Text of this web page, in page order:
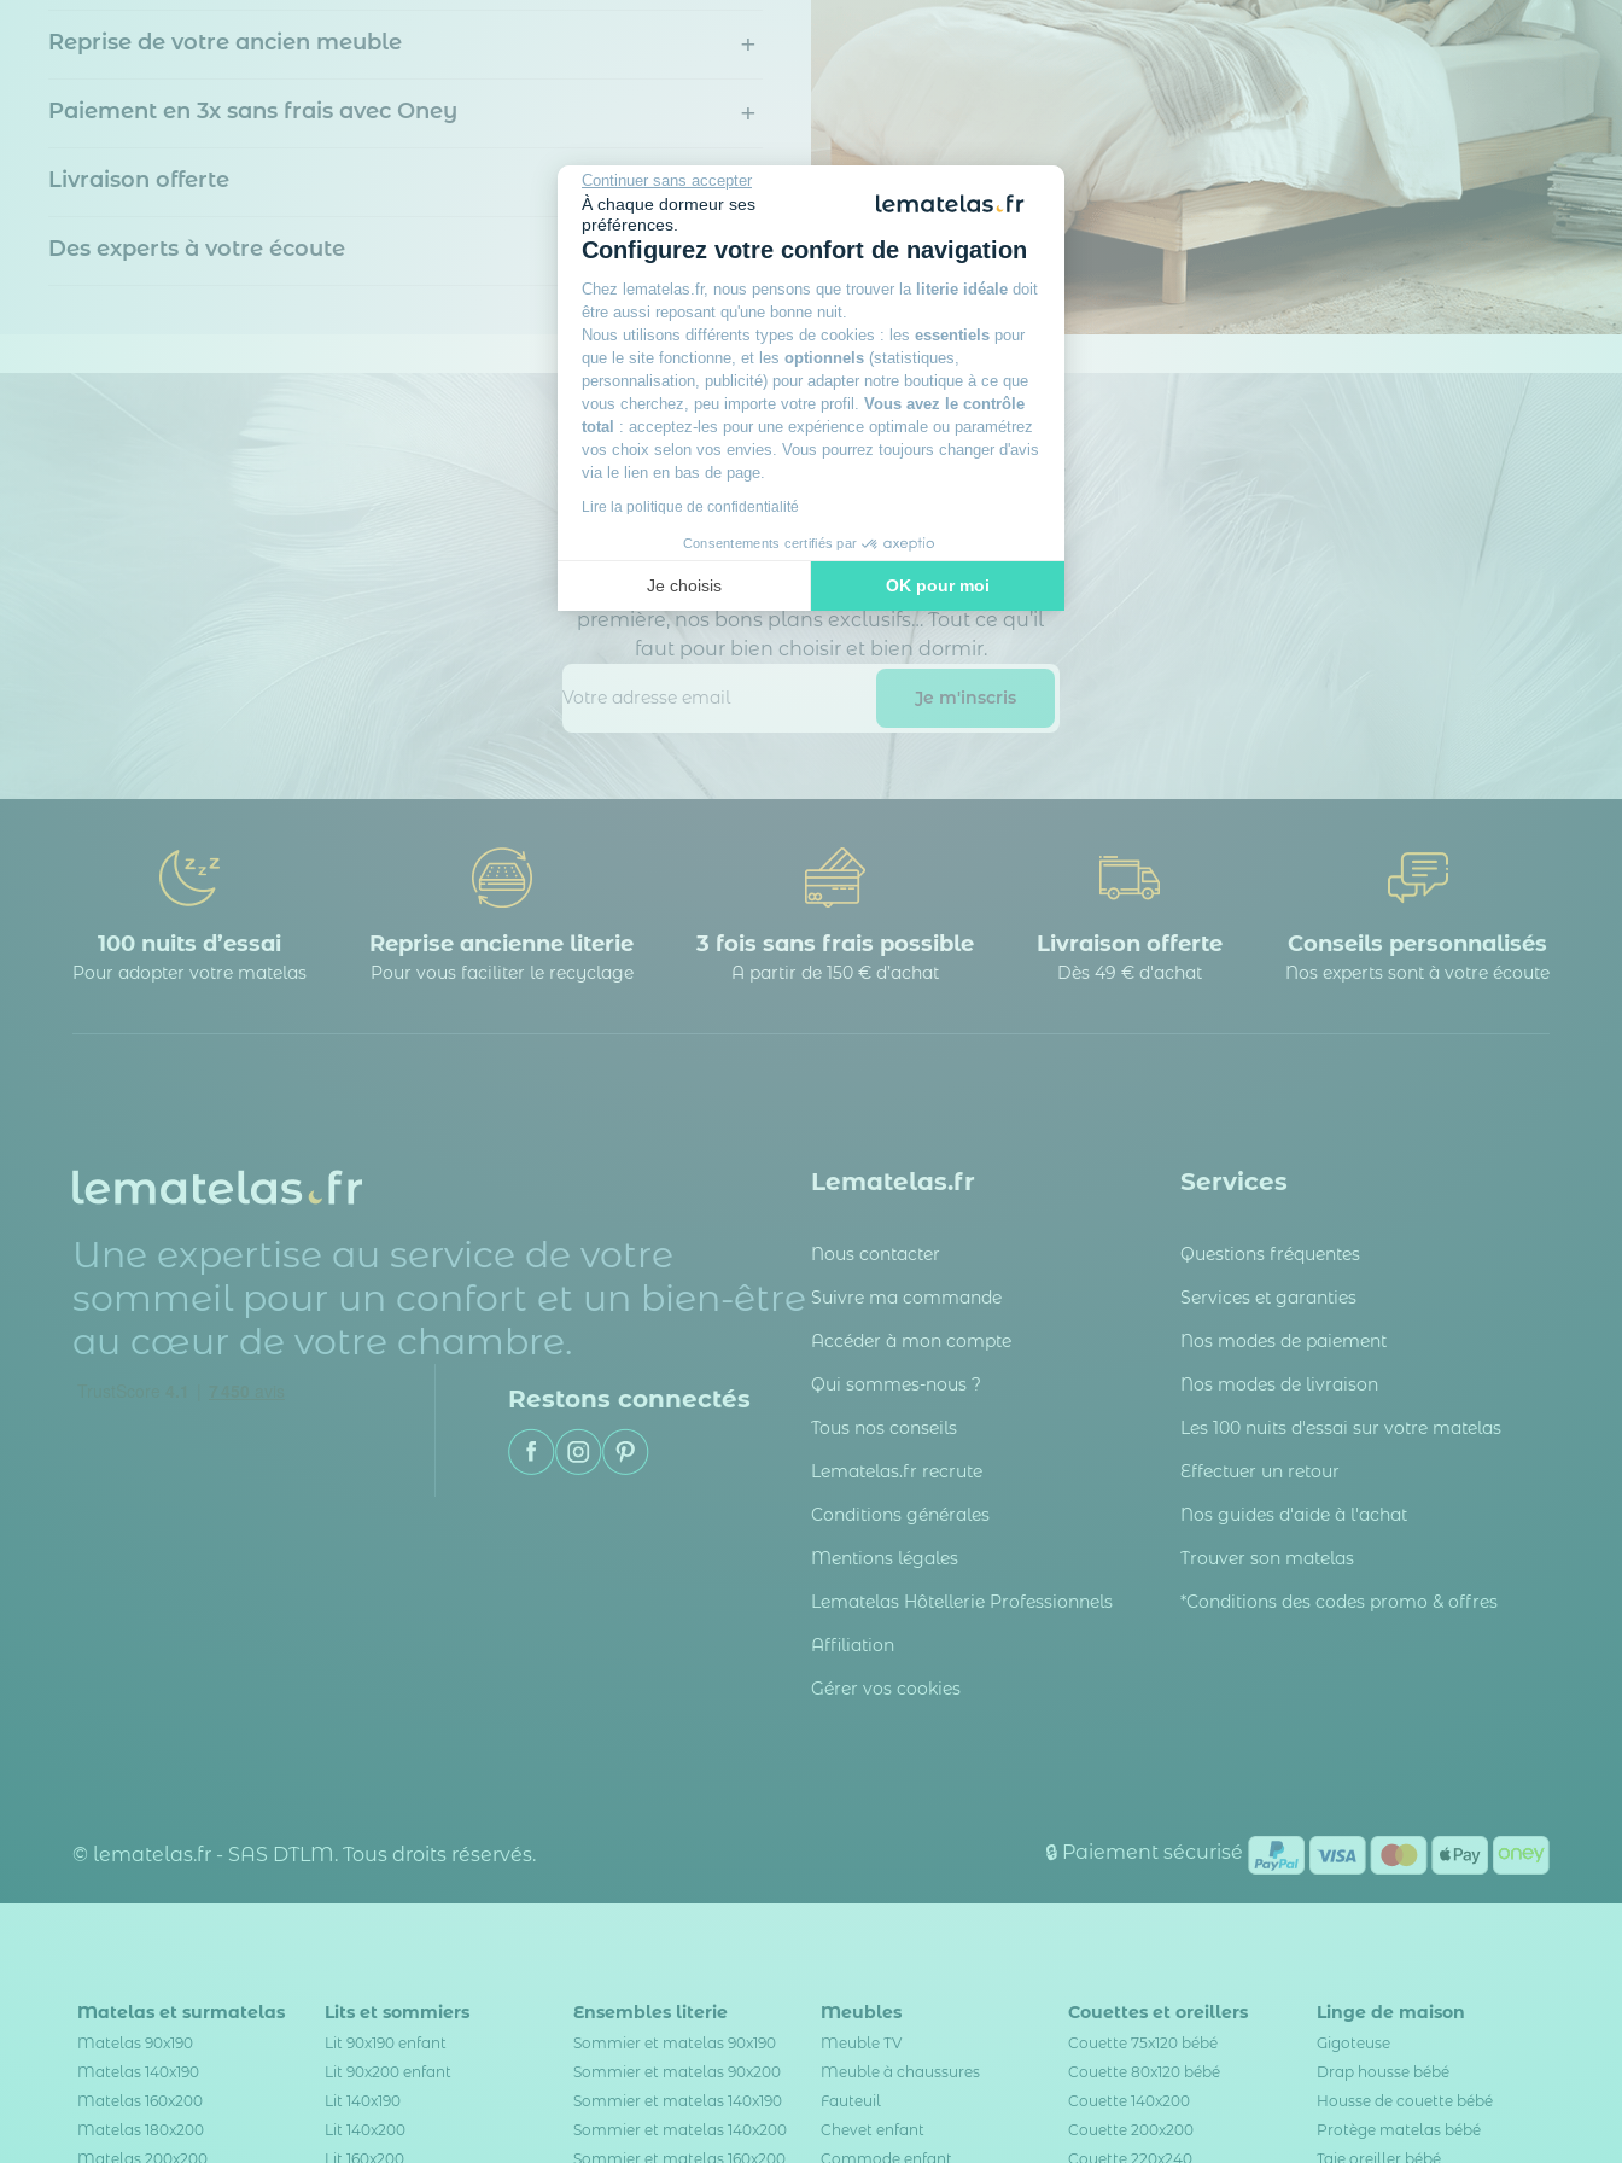
Continuer sans accepter
À chaque dormeur ses
préférences.
Configurez votre confort de navigation
Chez lematelas.fr, nous pensons que trouver la literie idéale doit
être aussi reposant qu'une bonne nuit.
Nous utilisons différents types de cookies : les essentiels pour
que le site fonctionne, et les optionnels (statistiques,
personnalisation, publicité) pour adapter notre boutique à ce que
vous cherchez, peu importe votre profil. Vous avez le contrôle
total : acceptez-les pour une expérience optimale ou paramétrez
vos choix selon vos envies. Vous pourrez toujours changer d'avis
via le lien en bas de page.
Lire la politique de confidentialité
Consentements certifiés par
Je choisis OK pour moi
Axeptio consent
Plateforme de Gestion du Consentement : Personnalisez vos Options
Notre plateforme vous permet d'adapter et de gérer vos paramètres de confidentialité, en garantissant la conformité avec
Reprise de votre ancien meuble +
Paiement en 3x sans frais avec Oney +
Livraison offerte +
Des experts à votre écoute +
Rejoignez le club des
dormeurs avisés
Inscrivez-vous à notre newsletteret recevez
des conseils d’experts, nos nouveautés en avant-
première, nos bons plans exclusifs… Tout ce qu’il
faut pour bien choisir et bien dormir.
100 nuits d’essai
Pour adopter votre matelas
Reprise ancienne literie
Pour vous faciliter le recyclage
3 fois sans frais possible
A partir de 150 € d’achat
Livraison offerte
Dès 49 € d'achat
Conseils personnalisés
Nos experts sont à votre écoute
Une expertise au service de votre
sommeil pour un confort et un bien-être
au cœur de votre chambre.
Restons connectés
Lematelas.fr
Nous contacter
Suivre ma commande
Accéder à mon compte
Qui sommes-nous ?
Tous nos conseils
Lematelas.fr recrute
Conditions générales
Mentions légales
Lematelas Hôtellerie Professionnels
Affiliation
Gérer vos cookies
Services
Questions fréquentes
Services et garanties
Nos modes de paiement
Nos modes de livraison
Les 100 nuits d'essai sur votre matelas
Effectuer un retour
Nos guides d'aide à l'achat
Trouver son matelas
*Conditions des codes promo & offres
© lematelas.fr - SAS DTLM. Tous droits réservés. 🔒 Paiement sécurisé
Matelas et surmatelas
Matelas 90x190
Matelas 140x190
Matelas 160x200
Matelas 180x200
Matelas 200x200
Lits et sommiers
Lit 90x190 enfant
Lit 90x200 enfant
Lit 140x190
Lit 140x200
Lit 160x200
Ensembles literie
Sommier et matelas 90x190
Sommier et matelas 90x200
Sommier et matelas 140x190
Sommier et matelas 140x200
Sommier et matelas 160x200
Meubles
Meuble TV
Meuble à chaussures
Fauteuil
Chevet enfant
Commode enfant
Couettes et oreillers
Couette 75x120 bébé
Couette 80x120 bébé
Couette 140x200
Couette 200x200
Couette 220x240
Linge de maison
Gigoteuse
Drap housse bébé
Housse de couette bébé
Protège matelas bébé
Taie oreiller bébé